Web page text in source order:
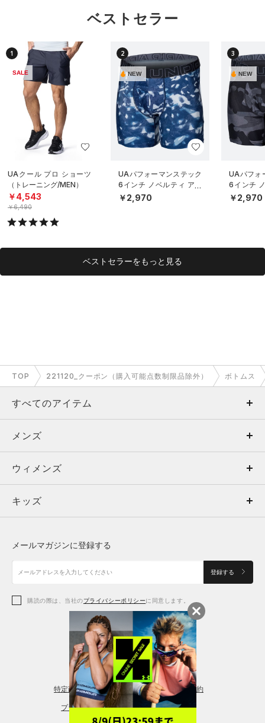
ベストセラー
1
SALE
UAクール プロ ショーツ
（トレーニング/MEN）
￥4,543
￥6,490
2
NEW
UAパフォーマンステック
6インチ ノベルティ アン
ダーウェア（トレーニン
グ/MEN）
￥2,970
3
NEW
UAパフォ
6インチ
ダーウェ
グ/MEN）
￥2,970
ベストセラーをもっと見る
TOP 221120_クーポン（購入可能点数制限品除外） ボトムス
すべてのアイテム
メンズ
ウィメンズ
キッズ
アクセサリー
メンズ
トップス
ボトムス
アクセサリー
ウィメンズ
トップス
シューズ
アクセサリー
レギンス＆タイツ
キッズ
シューズ
メールマガジンに登録する
登録する
購読の際は、当社のプライバシーポリシーに同意します。
特定商取引法に基づく通販の表記 会員規約
プライバシーポリシー